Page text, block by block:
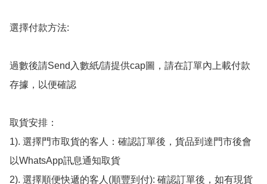
選擇付款方法:
過數後請Send入數紙/請提供cap圖，請在訂單內上載付款
存據，以便確認
取貨安排：
1). 選擇門市取貨的客人：確認訂單後，貨品到達門市後會
以WhatsApp訊息通知取貨
2). 選擇順便快遞的客人(順豐到付): 確認訂單後，如有現貨